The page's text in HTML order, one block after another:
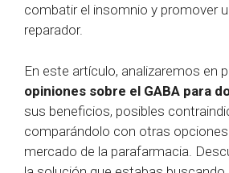
combatir el insomnio y promover
reparador.
En este artículo, analizaremos en
opiniones sobre el GABA para
sus beneficios, posibles
comparándolo con otras
mercado de la parafarmacia.